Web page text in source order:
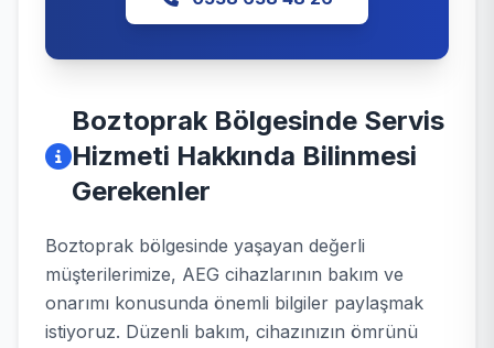
Boztoprak Bölgesinde Servis
Hizmeti Hakkında Bilinmesi
Gerekenler
Boztoprak bölgesinde yaşayan değerli
müşterilerimize, AEG cihazlarının bakım ve
onarımı konusunda önemli bilgiler paylaşmak
istiyoruz. Düzenli bakım, cihazınızın ömrünü